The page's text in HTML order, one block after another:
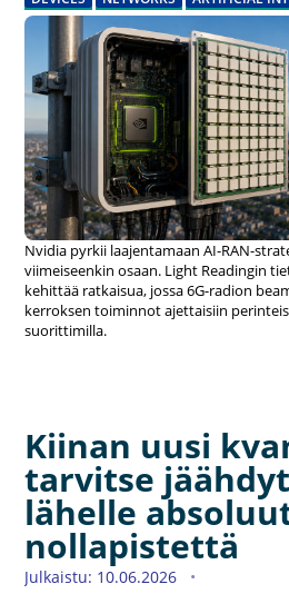
Nvidia pyrkii laajentamaan AI-RAN-
viimeiseenkin osaan. Light Readingin
kehittää ratkaisua, jossa 6G-radion
kerroksen toiminnot ajettaisiin
suorittimilla.
Kiinan uusi
tarvitse
lähelle
nollapistettä
Julkaistu: 10.06.2026